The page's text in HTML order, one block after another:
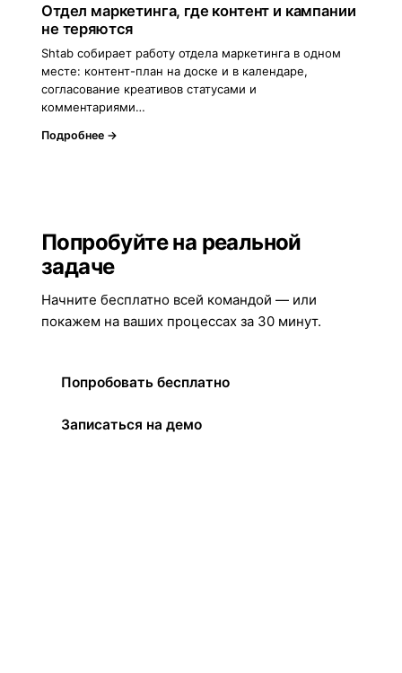
Отдел маркетинга, где контент и кампании
не теряются
Shtab собирает работу отдела маркетинга в одном
месте: контент-план на доске и в календаре,
согласование креативов статусами и
комментариями…
Подробнее →
Попробуйте на реальной
задаче
Начните бесплатно всей командой — или
покажем на ваших процессах за 30 минут.
Попробовать бесплатно
Записаться на демо